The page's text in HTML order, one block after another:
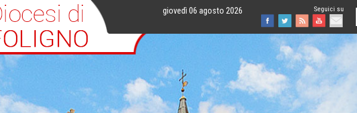
giovedì 06 agosto 2026
Facebook
Twitter
FeedYoutube
Mail